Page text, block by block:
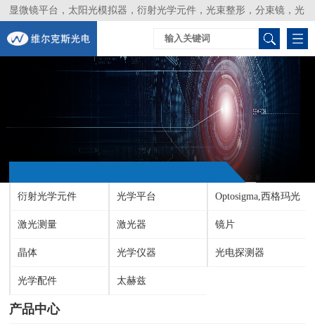
显微镜平台，太阳光模拟器，衍射光学元件，光束整形，分束镜，光
谱仪，生物激光器，光束分析仪，Layertec
衍射光学元件 光学平台 Optosigma,西格玛光
机
激光测量 激光器 镜片
晶体 光学仪器 光电探测器
光学配件 太赫兹
产品中心